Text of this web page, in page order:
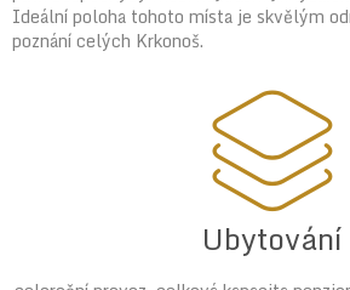
Ideální poloha tohoto místa je skvělým
poznání celých Krkonoš.
Ubytování